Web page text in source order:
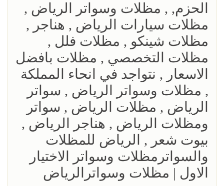
الحزم, , مظلات وسواتر الرياض ,
مظلات سيارات الرياض , هناجر ,
مظلات شينكو , مظلات فلل ,
مظلات التخصصي , مظلات بافضل
الاسعار , نتواجد في انحاء المملكة
, مظلات وسواتر الرياض , سواتر
الرياض , مظلات الرياض , سواتر
ومظلات الرياض , هناجر الرياض ,
بيوت شعر , الرياض للمظلات
والسواترمظلات وسواتر الاختيار
الاول | مظلات وسواترالرياض